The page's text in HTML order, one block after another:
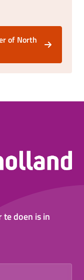
of North
doen is in